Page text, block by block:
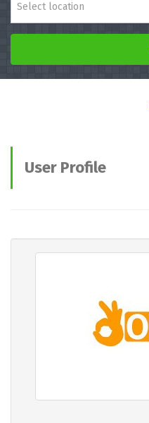
Select location
User Profile